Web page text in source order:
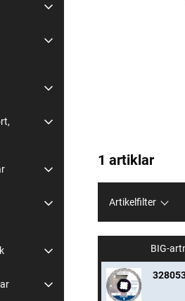
1 artiklar
Artikelfilter
BIG-